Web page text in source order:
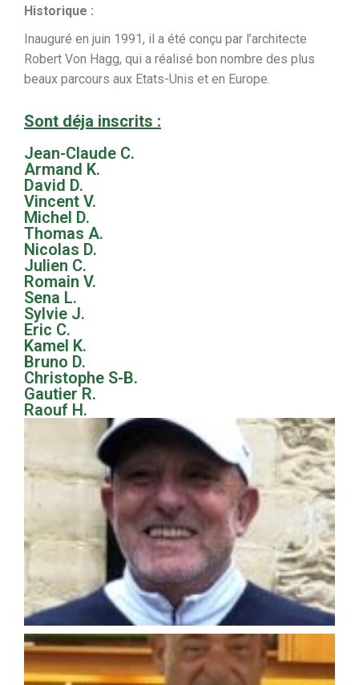
Historique :
Inauguré en juin 1991, il a été conçu par l’architecte
Robert Von Hagg, qui a réalisé bon nombre des plus
beaux parcours aux Etats-Unis et en Europe.
Sont déja inscrits :
Jean-Claude C.
Armand K.
David D.
Vincent V.
Michel D.
Thomas A.
Nicolas D.
Julien C.
Romain V.
Sena L.
Sylvie J.
Eric C.
Kamel K.
Bruno D.
Christophe S-B.
Gautier R.
Raouf H.